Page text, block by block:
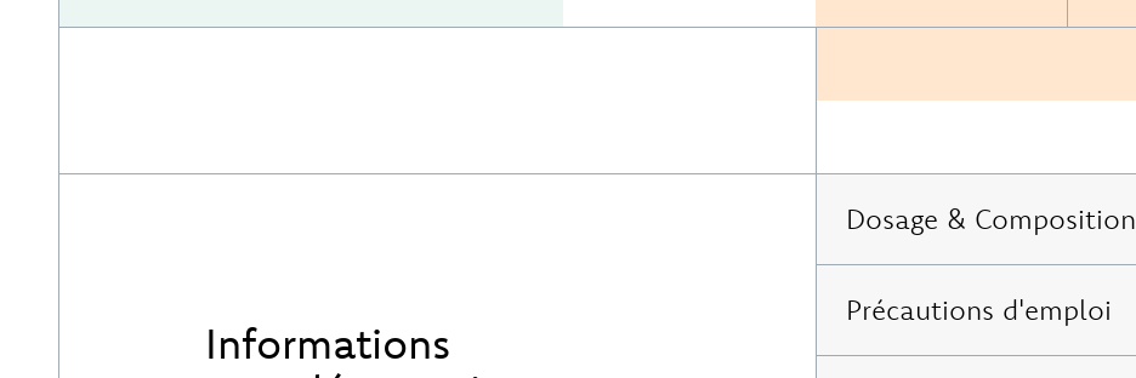
Informations
Dosage & Composition
Pour 4 comprimés :
Précautions d'emploi